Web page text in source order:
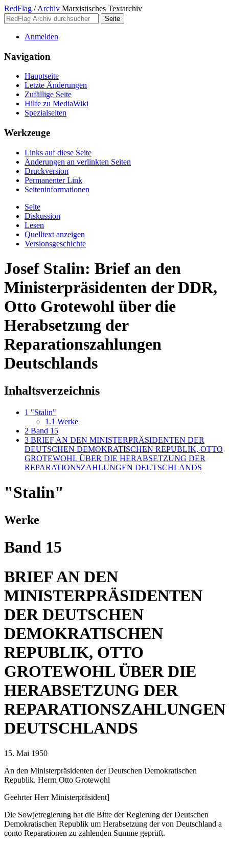
RedFlag / Archiv Marxistisches Textarchiv
Anmelden
Navigation
Hauptseite
Letzte Änderungen
Zufällige Seite
Hilfe zu MediaWiki
Spezialseiten
Werkzeuge
Links auf diese Seite
Änderungen an verlinkten Seiten
Druckversion
Permanenter Link
Seiten­­informationen
Seite
Diskussion
Lesen
Quelltext anzeigen
Versionsgeschichte
Josef Stalin: Brief an den
Ministerpräsidenten der DDR,
Otto Grotewohl über die
Herabsetzung der
Reparationszahlungen
Deutschlands
Inhaltsverzeichnis
1 "Stalin"
1.1 Werke
2 Band 15
3 BRIEF AN DEN MINISTERPRÄSIDENTEN DER
DEUTSCHEN DEMOKRATISCHEN REPUBLIK, OTTO
GROTEWOHL ÜBER DIE HERABSETZUNG DER
REPARATIONSZAHLUNGEN DEUTSCHLANDS
"Stalin"
Werke
Band 15
BRIEF AN DEN
MINISTERPRÄSIDENTEN
DER DEUTSCHEN
DEMOKRATISCHEN
REPUBLIK, OTTO
GROTEWOHL ÜBER DIE
HERABSETZUNG DER
REPARATIONSZAHLUNGEN
DEUTSCHLANDS
15. Mai 1950
An den Ministerpräsidenten der Deutschen Demokratischen
Republik. Herrn Otto Grotewohl
Geehrter Herr Ministerpräsident]
Die Sowjetregierung hat die Bitte der Regierung der Deutschen
Demokratischen Republik um Herabsetzung der von Deutschland a
conto Reparationen zu zahlenden Summe geprüft.